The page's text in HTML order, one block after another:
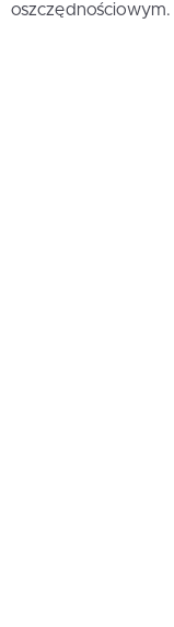
oszczędnościowym.